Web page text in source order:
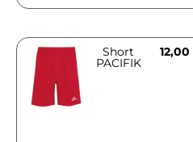
Short
PACIFIK
12,00